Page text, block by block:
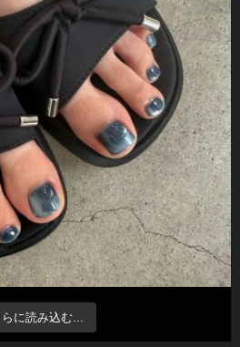
らに読み込む...